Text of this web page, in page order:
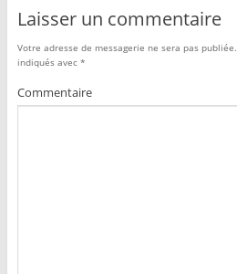
Laisser un commentaire
Votre adresse de messagerie ne sera pas publiée.
indiqués avec *
Commentaire